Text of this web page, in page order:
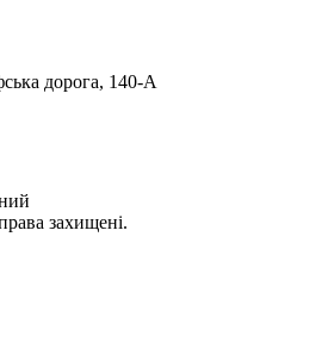
дорога, 140-А
захищені.